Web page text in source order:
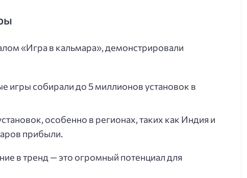
«Игра в кальмара», демонстрировали
игры собирали до 5 миллионов установок в
особенно в регионах, таких как Индия и
прибыли.
в тренд — это огромный потенциал для